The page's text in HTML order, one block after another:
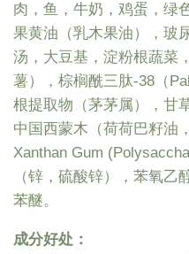
肉，鱼，牛奶，鸡蛋，绿
果黄油（乳木果油），玻
汤，大豆基，淀粉根蔬菜
薯），棕榈酰三肽-38（
根提取物（茅茅属），甘
中国西蒙木（荷荷巴籽油
Xanthan Gum
（锌，硫酸锌），苯氧
苯醚。
成分好处：